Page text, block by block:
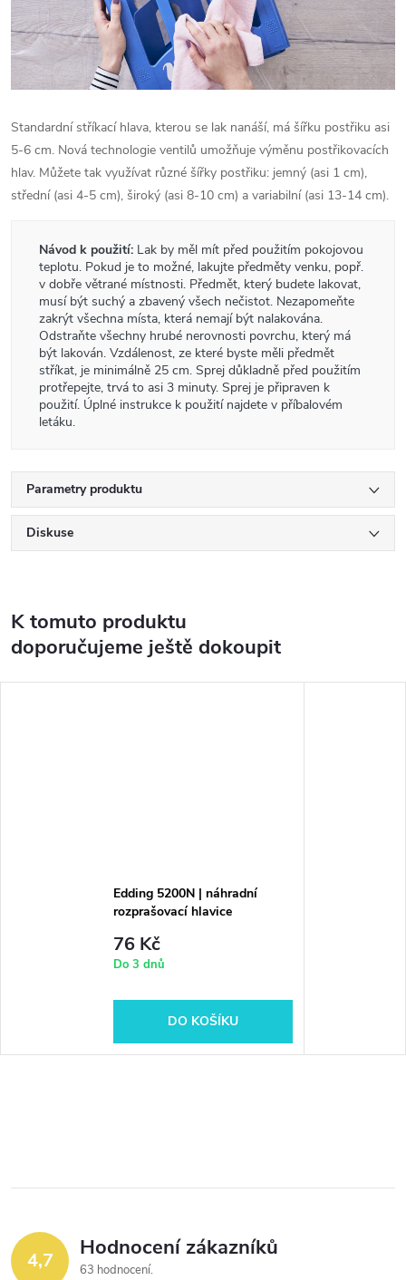
Standardní stříkací hlava, kterou se lak nanáší, má šířku postřiku asi
5-6 cm. Nová technologie ventilů umožňuje výměnu postřikovacích
hlav. Můžete tak využívat různé šířky postřiku: jemný (asi 1 cm),
střední (asi 4-5 cm), široký (asi 8-10 cm) a variabilní (asi 13-14 cm).
Návod k použití: Lak by měl mít před použitím pokojovou
teplotu. Pokud je to možné, lakujte předměty venku, popř.
v dobře větrané místnosti. Předmět, který budete lakovat,
musí být suchý a zbavený všech nečistot. Nezapomeňte
zakrýt všechna místa, která nemají být nalakována.
Odstraňte všechny hrubé nerovnosti povrchu, který má
být lakován. Vzdálenost, ze které byste měli předmět
stříkat, je minimálně 25 cm. Sprej důkladně před použitím
protřepejte, trvá to asi 3 minuty. Sprej je připraven k
použití. Úplné instrukce k použití najdete v příbalovém
letáku.
Parametry produktu
Diskuse
K tomuto produktu
doporučujeme ještě dokoupit
Edding 5200N | náhradní
rozprašovací hlavice
76 Kč
Do 3 dnů
DO KOŠÍKU
4,7 Hodnocení zákazníků
63 hodnocení